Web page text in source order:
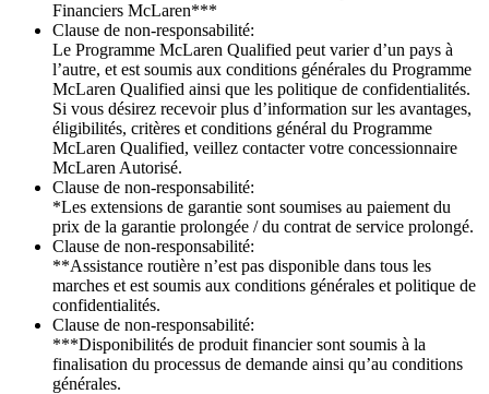
Financiers McLaren***
Clause de non-responsabilité:
Le Programme McLaren Qualified peut varier d’un pays à
l’autre, et est soumis aux conditions générales du Programme
McLaren Qualified ainsi que les politique de confidentialités.
Si vous désirez recevoir plus d’information sur les avantages,
éligibilités, critères et conditions général du Programme
McLaren Qualified, veillez contacter votre concessionnaire
McLaren Autorisé.
Clause de non-responsabilité:
*Les extensions de garantie sont soumises au paiement du
prix de la garantie prolongée / du contrat de service prolongé.
Clause de non-responsabilité:
**Assistance routière n’est pas disponible dans tous les
marches et est soumis aux conditions générales et politique de
confidentialités.
Clause de non-responsabilité:
***Disponibilités de produit financier sont soumis à la
finalisation du processus de demande ainsi qu’au conditions
générales.